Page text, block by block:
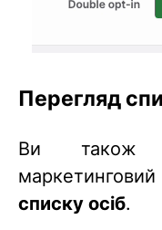
Перегляд
Ви також
списку осіб.